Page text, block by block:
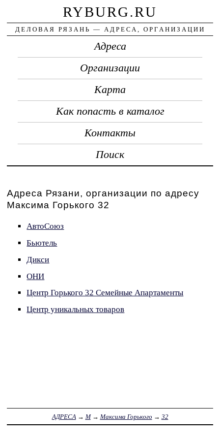
RYBURG.RU
ДЕЛОВАЯ РЯЗАНЬ — АДРЕСА, ОРГАНИЗАЦИИ
Адреса
Организации
Карта
Как попасть в каталог
Контакты
Поиск
Адреса Рязани, организации по адресу
Максима Горького 32
АвтоСоюз
Бьютель
Дикси
ОНИ
Центр Горького 32 Семейные Апартаменты
Центр уникальных товаров
АДРЕСА → М→ Максима Горького → 32